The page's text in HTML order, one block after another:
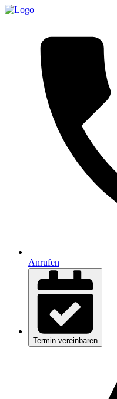
Anrufen
Termin vereinbaren